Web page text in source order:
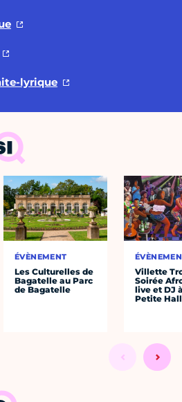
lyrique
ÉVÈNEMENT
Les Culturelles de
Bagatelle au Parc
de Bagatelle
Villette
Soirée
live et DJ
Petite